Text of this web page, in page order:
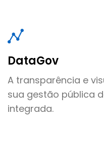
DataGov
A transparência e
sua gestão pública
integrada.